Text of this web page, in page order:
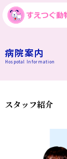
病院案内
Hospotal Information
スタッフ紹介